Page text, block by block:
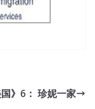
国》6： 珍妮一家